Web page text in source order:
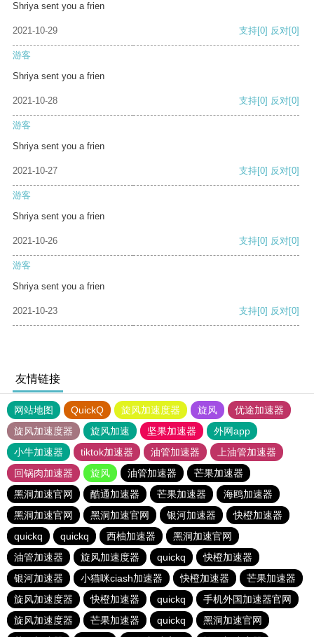
Shriya sent you a frien
2021-10-29 支持[0] 反对[0]
游客
Shriya sent you a frien
2021-10-28 支持[0] 反对[0]
游客
Shriya sent you a frien
2021-10-27 支持[0] 反对[0]
游客
Shriya sent you a frien
2021-10-26 支持[0] 反对[0]
游客
Shriya sent you a frien
2021-10-23 支持[0] 反对[0]
友情链接
网站地图 QuickQ 旋风加速度器 旋风
优途加速器
旋风加速度器
旋风加速 坚果加速器
外网app
小牛加速器
tiktok加速器 油管加速器
上油管加速器
回锅肉加速器
旋风 油管加速器
芒果加速器
黑洞加速官网
酷通加速器 芒果加速器
海鸥加速器
黑洞加速官网
黑洞加速官网 银河加速器
快橙加速器
quickq
quickq 西柚加速器
黑洞加速官网
油管加速器
旋风加速度器 quickq
快橙加速器
银河加速器
小猫咪ciash加速器 快橙加速器
芒果加速器
旋风加速度器
快橙加速器 quickq
手机外国加速器官网
旋风加速度器
芒果加速器 quickq
黑洞加速官网